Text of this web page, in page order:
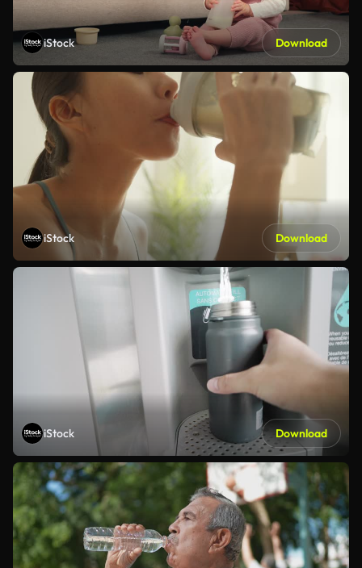
iStock Download
iStock Download
iStock Download